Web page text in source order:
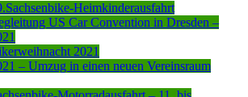
Heimkinderausfahrt
US Car Convention in Dresden –
2021
– Umzug in einen neuen Vereinsraum